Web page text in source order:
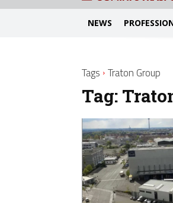
NEWS
Tags Traton Group
Tag: